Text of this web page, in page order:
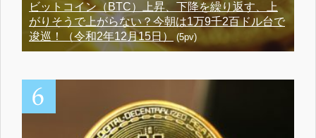
ビットコイン（BTC）上昇、下降を繰り返す、上
がりそうで上がらない？今朝は1万9千2百ドル台で
逡巡！（令和2年12月15日）
(5pv)